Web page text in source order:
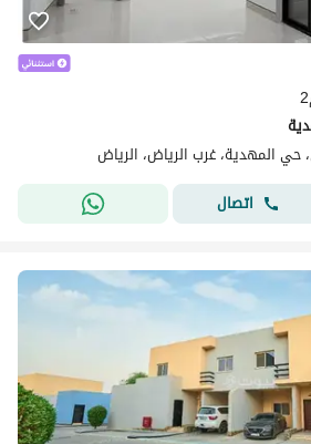
حي المهدية، غرب الرياض، الرياض
اتصال